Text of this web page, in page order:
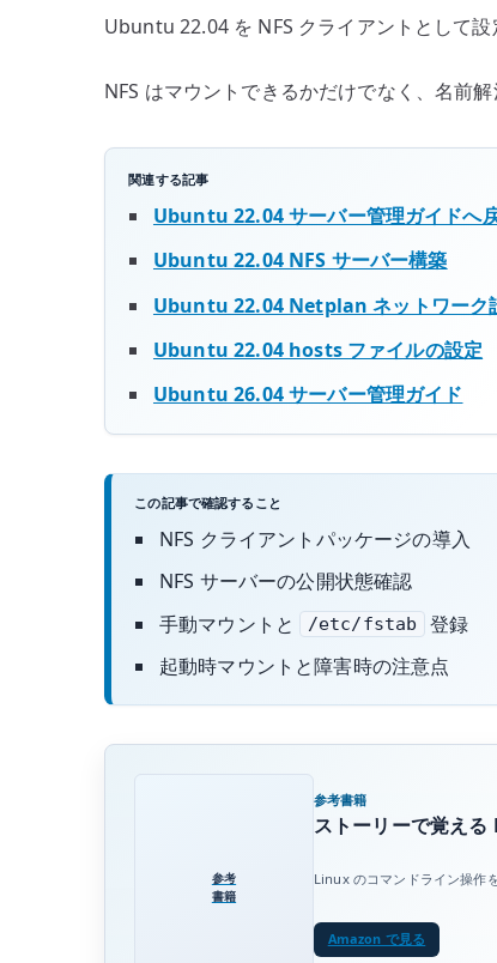
Ubuntu 22.04 を NFS クライアントとして
NFS はマウントできるかだけでなく、名前
関連する記事
Ubuntu 22.04 サーバー管理ガイドへ
Ubuntu 22.04 NFS サーバー構築
Ubuntu 22.04 Netplan ネットワーク
Ubuntu 22.04 hosts ファイルの設定
Ubuntu 26.04 サーバー管理ガイド
この記事で確認すること
NFS クライアントパッケージの導入
NFS サーバーの公開状態確認
手動マウントと
/etc/fstab
登録
起動時マウントと障害時の注意点
参考
書籍
参考書籍
ストーリーで覚え
Linux のコマンドライン操作
Amazon で見る